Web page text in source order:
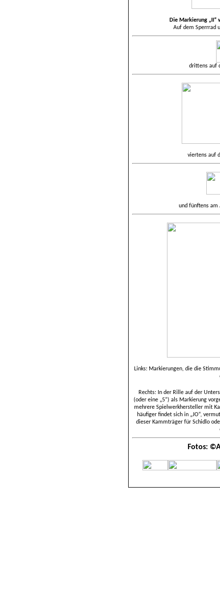
Die Markierung „II“
Auf dem Sperrrad
drittens auf
viertens auf
und fünftens am
Links: Markierungen, die die
Rechts: In der Rille auf der
(oder eine „5“) als Markierung
mehrere Spielwerkhersteller mit
häufiger findet sich in „JO“,
dieser Kammträger für Schidlo
Fotos: